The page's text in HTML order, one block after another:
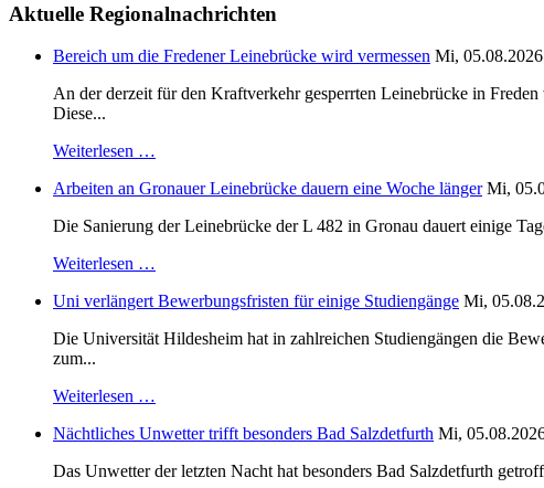
Aktuelle Regionalnachrichten
Bereich um die Fredener Leinebrücke wird vermessen Mi,
An der derzeit für den Kraftverkehr gesperrten Leinebrücke in
Diese...
Weiterlesen …
Arbeiten an Gronauer Leinebrücke dauern eine Woche länger Mi,
Die Sanierung der Leinebrücke der L 482 in Gronau dauert einige
Weiterlesen …
Uni verlängert Bewerbungsfristen für einige Studiengänge Mi,
Die Universität Hildesheim hat in zahlreichen Studiengängen die
zum...
Weiterlesen …
Nächtliches Unwetter trifft besonders Bad Salzdetfurth Mi,
Das Unwetter der letzten Nacht hat besonders Bad Salzdetfurth